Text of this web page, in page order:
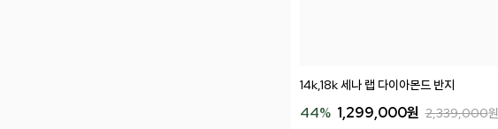
14k,18k 세나 랩 다이아몬드 반지
44% 1,299,000원 2,339,000원